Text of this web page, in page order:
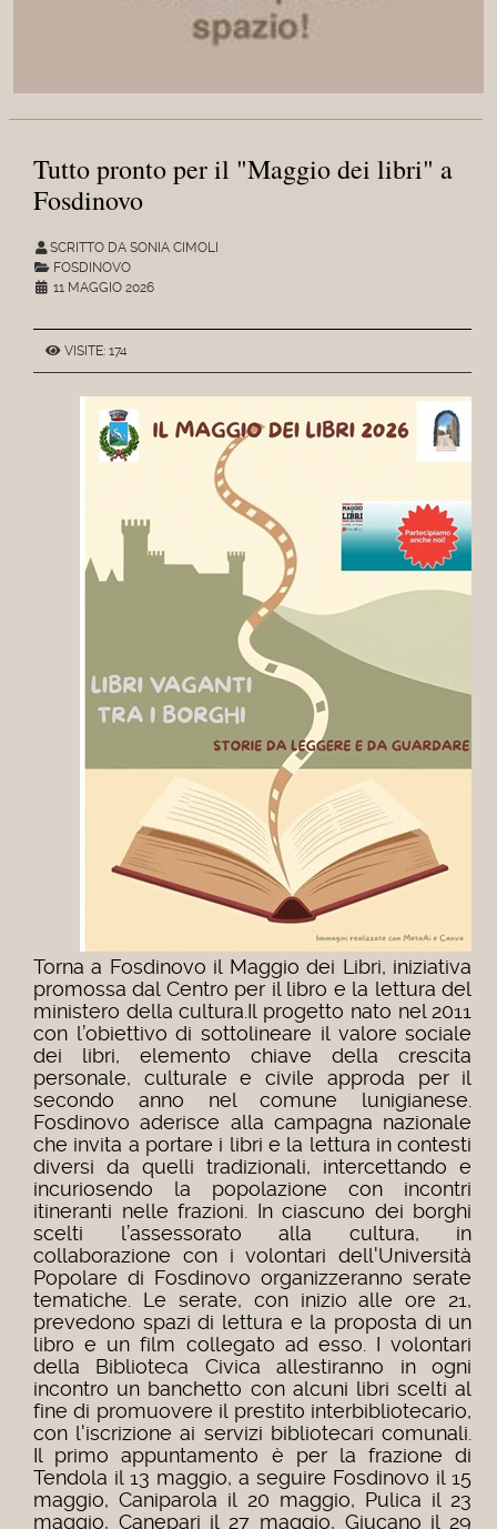
Tutto pronto per il "Maggio dei libri" a
Fosdinovo
SCRITTO DA SONIA CIMOLI
FOSDINOVO
11 MAGGIO 2026
VISITE: 174
Torna a Fosdinovo il Maggio dei Libri, iniziativa
promossa dal Centro per il libro e la lettura del
ministero della cultura.Il progetto nato nel 2011
con l’obiettivo di sottolineare il valore sociale
dei libri, elemento chiave della crescita
personale, culturale e civile approda per il
secondo anno nel comune lunigianese.
Fosdinovo aderisce alla campagna nazionale
che invita a portare i libri e la lettura in contesti
diversi da quelli tradizionali, intercettando e
incuriosendo la popolazione con incontri
itineranti nelle frazioni. In ciascuno dei borghi
scelti l’assessorato alla cultura, in
collaborazione con i volontari dell'Università
Popolare di Fosdinovo organizzeranno serate
tematiche. Le serate, con inizio alle ore 21,
prevedono spazi di lettura e la proposta di un
libro e un film collegato ad esso. I volontari
della Biblioteca Civica allestiranno in ogni
incontro un banchetto con alcuni libri scelti al
fine di promuovere il prestito interbibliotecario,
con l'iscrizione ai servizi bibliotecari comunali.
Il primo appuntamento è per la frazione di
Tendola il 13 maggio, a seguire Fosdinovo il 15
maggio, Caniparola il 20 maggio, Pulica il 23
maggio, Canepari il 27 maggio, Giucano il 29